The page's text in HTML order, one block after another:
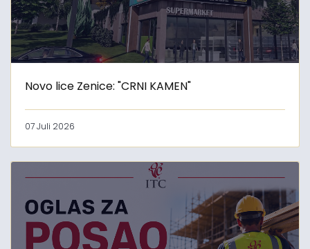
Novo lice Zenice: "CRNI KAMEN"
07 Juli 2026